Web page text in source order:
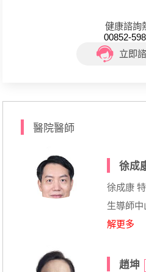
健康諮詢
00852-
立即
醫院醫師
徐成
徐成康
生導師
解更多
趙坤